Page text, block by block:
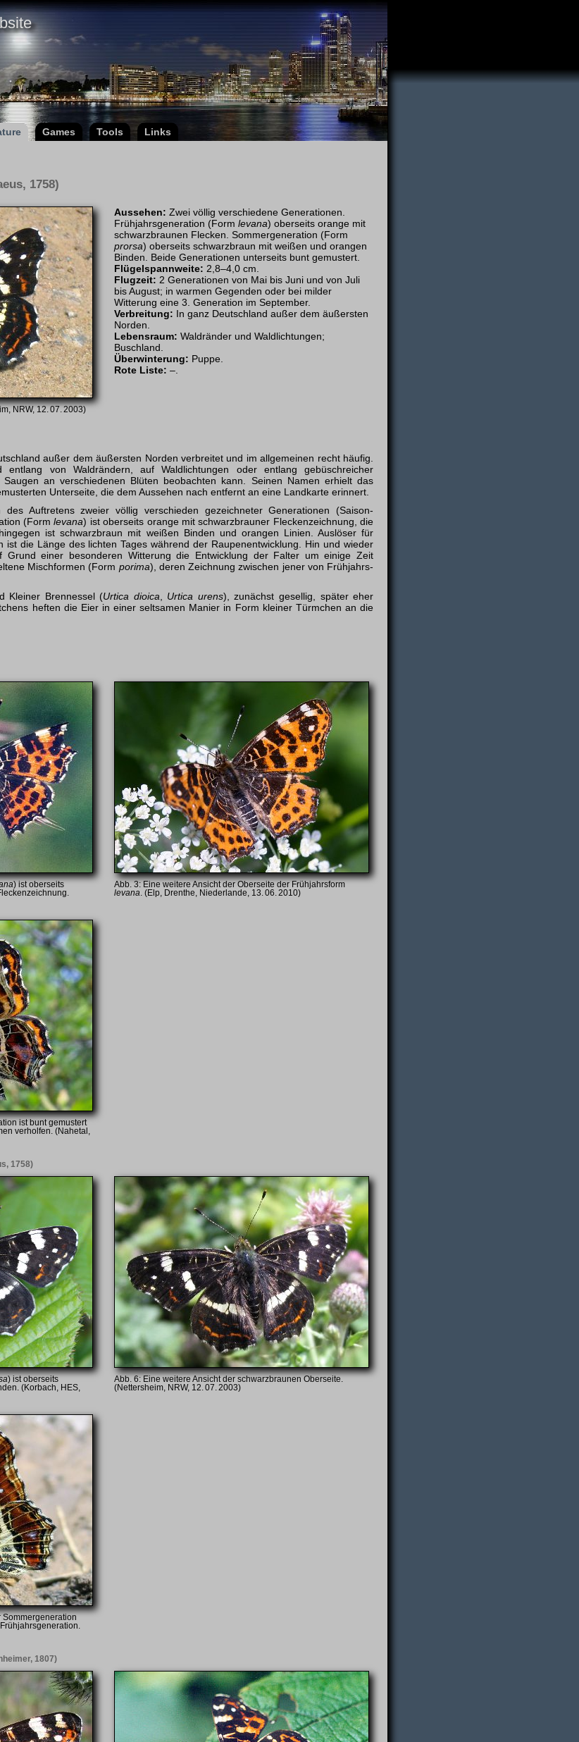
Games Tools Links
1758)
NRW, 12. 07. 2003)
Aussehen: Zwei völlig verschiedene Generationen.
Frühjahrsgeneration (Form levana) oberseits orange mit
schwarzbraunen Flecken. Sommergeneration (Form
prorsa) oberseits schwarzbraun mit weißen und orangen
Binden. Beide Generationen unterseits bunt gemustert.
Flügelspannweite: 2,8–4,0 cm.
Flugzeit: 2 Generationen von Mai bis Juni und von Juli
bis August; in warmen Gegenden oder bei milder
Witterung eine 3. Generation im September.
Verbreitung: In ganz Deutschland außer dem äußersten
Norden.
Lebensraum: Waldränder und Waldlichtungen;
Buschland.
Überwinterung: Puppe.
Rote Liste: –.
außer dem äußersten Norden verbreitet und im allgemeinen recht häufig.
von Waldrändern, auf Waldlichtungen oder entlang gebüschreicher
an verschiedenen Blüten beobachten kann. Seinen Namen erhielt das
Unterseite, die dem Aussehen nach entfernt an eine Landkarte erinnert.
Auftretens zweier völlig verschieden gezeichneter Generationen (Saison-
(Formlevana) ist oberseits orange mit schwarzbrauner Fleckenzeichnung, die
ist schwarzbraun mit weißen Binden und orangen Linien. Auslöser für
ist die Länge des lichten Tages während der Raupenentwicklung. Hin und wieder
einer besonderen Witterung die Entwicklung der Falter um einige Zeit
Mischformen (Form porima), deren Zeichnung zwischen jener von Frühjahrs-
Kleiner Brennessel (Urtica dioica Urtica urens), zunächst gesellig, später eher
heften die Eier in einer seltsamen Manier in Form kleiner Türmchen an die
) ist oberseits
Eine weitere Ansicht der Oberseite der Frühjahrsform
levana . (Elp, Drenthe, Niederlande, 13. 06. 2010)
ist bunt gemustert
verholfen. (Nahetal,
1758)
) ist oberseits
(Korbach, HES,
Eine weitere Ansicht der schwarzbraunen Oberseite.
(Nettersheim, NRW, 12. 07. 2003)
Sommergeneration
1807)